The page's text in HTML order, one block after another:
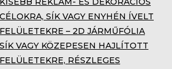
CÉLOKRA, SÍK VAGY ENYHÉN ÍVELT
FELÜLETEKRE – 2D JÁRMŰFÓLIA
SÍK VAGY KÖZEPESEN HAJLÍTOTT
FELÜLETEKRE, RÉSZLEGES